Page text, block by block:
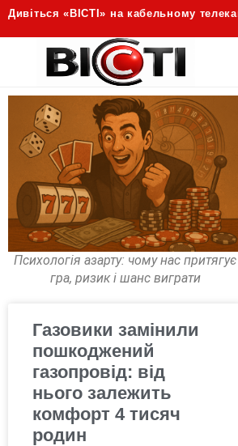
Дивіться «ВІСТІ» на кабельному
Психологія азарту: чому нас притягує
гра, ризик і шанс виграти
Газовики замінили
пошкоджений
газопровід: від
нього залежить
комфорт 4 тисяч
родин